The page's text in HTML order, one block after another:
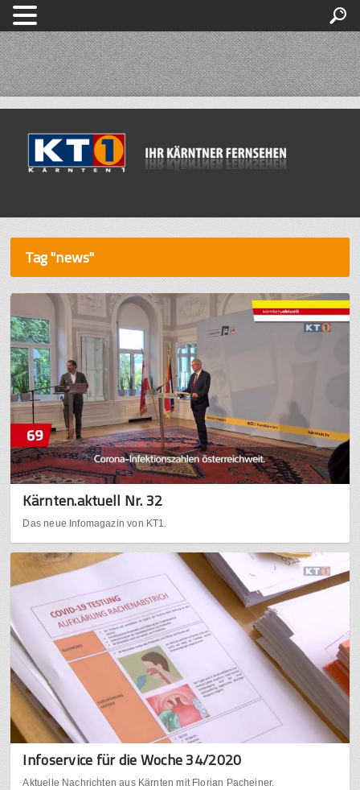
Tag "news"
Kärnten.aktuell Nr. 32
Das neue Infomagazin von KT1.
Infoservice für die Woche 34/2020
Aktuelle Nachrichten aus Kärnten mit Florian Pacheiner.